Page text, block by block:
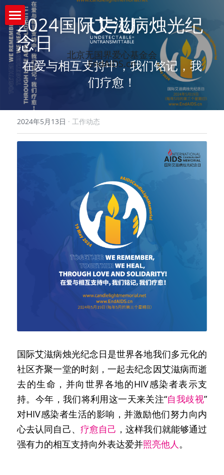
北京无国界爱心基金会
EndAIDS.cn
首页
什么是U=U
关于我们
智库与学术委员会
活动资源
资源下载
AIDS202020艾滋病大会
+Postive Start积极的开始中国HIV社区赋
Candlelight烛光纪念日
+series正向系列
Fast-Track快速通道城市
U=U&PrEP推动者研讨会
U=U&PrEP推动者研讨会2021
U=U&PrEP推动者研讨会2020
综合预防
PrEP暴露前预防
PEP暴露后紧急阻断
中国艾滋病合作交流大会
2022中国艾滋病合作交流大会
世界零歧视日
2021中国艾滋病合作交流大会
娱乐用药减害
无国界爱心
立即捐款
2024国际艾滋病烛光纪
念日
在爱与相互支持中，我们铭记，我
们疗愈！
2024年5月13日 · 工作动态
国际艾滋病烛光纪念日是世界各地我们多元化的
社区齐聚一堂的时刻，一起去纪念因艾滋病而逝
去的生命，并向世界各地的HIV感染者表示支
持。今年，我们将利用这一天来关注“自我歧视”
对HIV感染者生活的影响，并激励他们努力向内
心去认同自己、 疗愈自己 ，这样我们就能够通过
强有力的相互支持向外表达爱并照亮他人。